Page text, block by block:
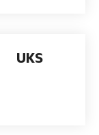
UKS